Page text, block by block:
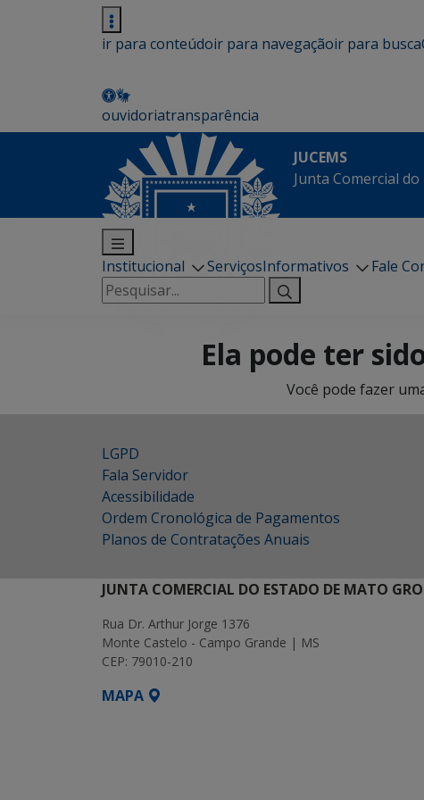
ir para conteúdoir para navegaçãoir para busca
ouvidoriatransparência
JUCEMS
Junta Comercial
Institucional ServiçosInformativos Fale
Pesquisar
por:
Ela pode ter
Você pode fazer
LGPD
Fala Servidor
Acessibilidade
Ordem Cronológica de Pagamentos
Planos de Contratações Anuais
JUNTA COMERCIAL DO ESTADO DE MATO
Rua Dr. Arthur Jorge 1376
Monte Castelo - Campo Grande | MS
CEP: 79010-210
MAPA